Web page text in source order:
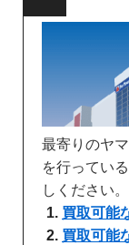
最寄りのヤ
を行ってい
しください。
買取可能
買取可能